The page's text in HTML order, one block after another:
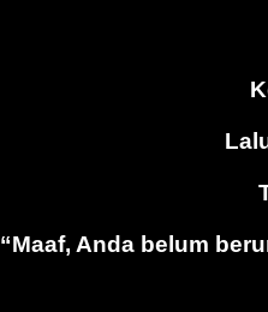
“Maaf, Anda belum